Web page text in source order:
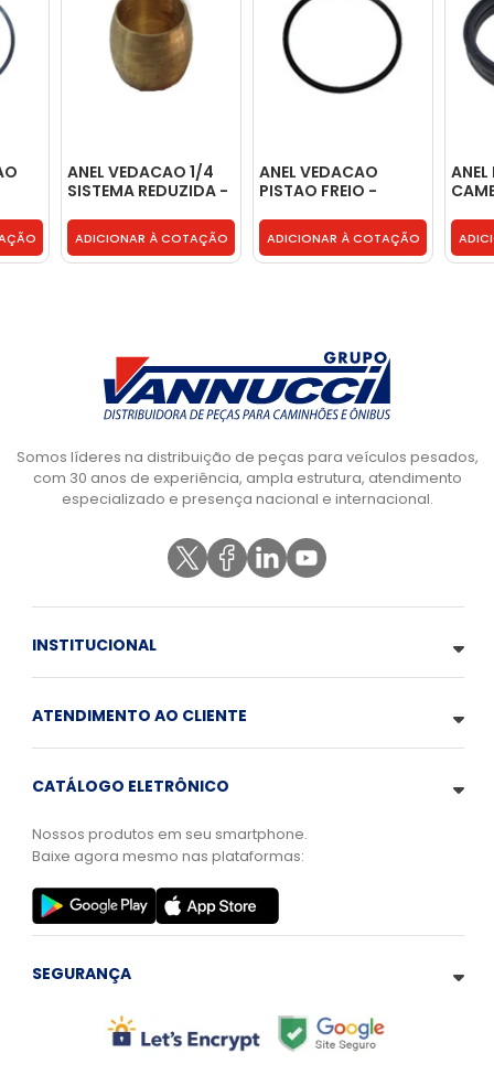
ANEL VEDACAO 1/4
SISTEMA REDUZIDA -
ADICIONAR À COTAÇÃO
ANEL VEDACAO
PISTAO FREIO -
ADICIONAR À COTAÇÃO
Somos líderes na distribuição de peças para veículos pesados,
com 30 anos de experiência, ampla estrutura, atendimento
especializado e presença nacional e internacional.
INSTITUCIONAL
ATENDIMENTO AO CLIENTE
CATÁLOGO ELETRÔNICO
Nossos produtos em seu smartphone.
Baixe agora mesmo nas plataformas:
SEGURANÇA